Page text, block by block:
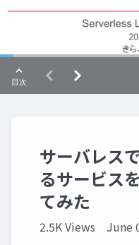
サーバレス
るサービス
てみた
2.5K Views June